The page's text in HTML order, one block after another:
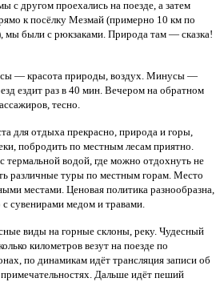
с другом проехались на поезде, а затем
к посёлку Мезмай (примерно 10 км по
мы были с рюкзаками. Природа там — сказка!
— красота природы, воздух. Минусы —
ездит раз в 40 мин. Вечером на обратном
тесно.
для отдыха прекрасно, природа и горы,
побродить по местным лесам приятно.
термальной водой, где можно отдохнуть не
различные туры по местным горам. Место
местами. Ценовая политика разнообразна,
сувенирами медом и травами.
виды на горные склоны, реку. Чудесный
километров везут на поезде по
по динамикам идёт трансляция записи об
Дальше идёт пеший